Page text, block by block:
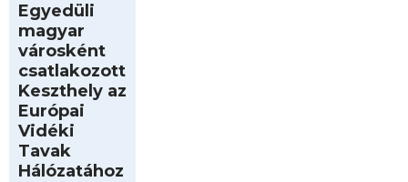
Egyedüli
magyar
városként
csatlakozott
Keszthely az
Európai
Vidéki
Tavak
Hálózatához